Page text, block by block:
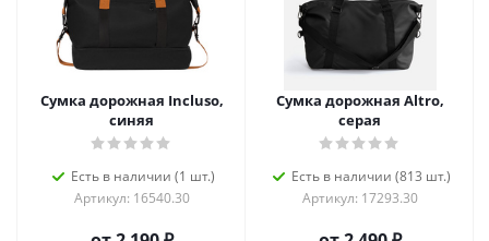
Сумка дорожная Incluso,
синяя
Есть в наличии (1 шт.)
Артикул: 16540.30
Сумка дорожная Altro,
серая
Есть в наличии (813 шт.)
Артикул: 17293.30